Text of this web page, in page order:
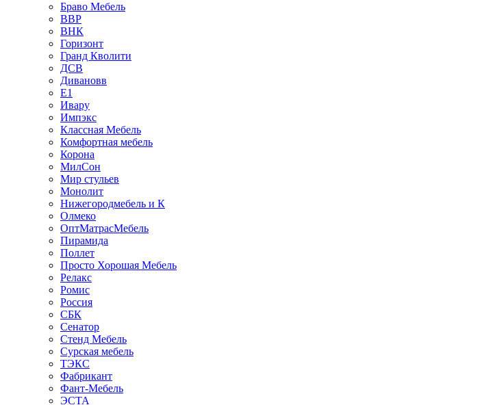
Браво Мебель
ВВР
ВНК
Горизонт
Гранд Кволити
ДСВ
Дивановв
Е1
Ивару
Импэкс
Классная Мебель
Комфортная мебель
Корона
МилСон
Мир стульев
Монолит
Нижегородмебель и К
Олмеко
ОптМатрасМебель
Пирамида
Поллет
Просто Хорошая Мебель
Релакс
Ромис
Россия
СБК
Сенатор
Стенд Мебель
Сурская мебель
ТЭКС
Фабрикант
Фант-Мебель
ЭСТА